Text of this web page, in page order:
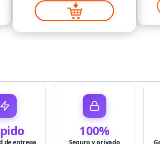
de entrega
100%
Seguro y privado